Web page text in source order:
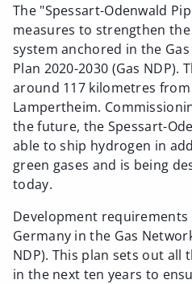
The "Spessart-Odenwald
measures to strengthen
system anchored in the
Plan 2020-2030 (Gas NDP).
around 117 kilometres
Lampertheim.
the future, the Spessart-
able to ship hydrogen in
green gases and is being
today.
Development
Germany in the Gas
NDP). This plan sets out all
in the next ten years to